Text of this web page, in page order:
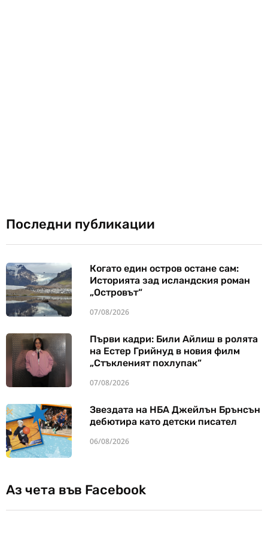
Последни публикации
Когато един остров остане сам:
Историята зад исландския роман
„Островът“
07/08/2026
Първи кадри: Били Айлиш в ролята
на Естер Грийнуд в новия филм
„Стъкленият похлупак“
07/08/2026
Звездата на НБА Джейлън Брънсън
дебютира като детски писател
06/08/2026
Аз чета във Facebook